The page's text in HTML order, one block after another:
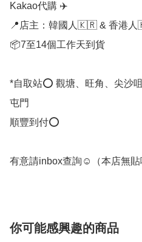
Kakao代購 ✈️
📍店主：韓國人🇰🇷 & 香港
📦7至14個工作天到貨
*自取站⭕ 觀塘、旺角、尖沙
屯門
順豐到付⭕
有意請inbox查詢☺️（本店無貼嘅
你可能感興趣的商品